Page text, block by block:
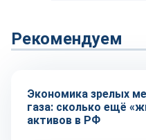
Рекомендуем
Тренды
Экономика зрелых
газа: сколько ещё
активов в РФ